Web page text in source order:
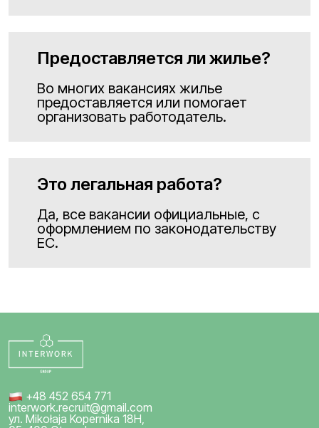
Предоставляется ли жилье?
Во многих вакансиях жилье
предоставляется или помогает
организовать работодатель.
Это легальная работа?
Да, все вакансии официальные, с
оформлением по законодательству
ЕС.
+48 452 654 771
interwork.recruit@gmail.com
ул. Mikołaja Kopernika 18H,